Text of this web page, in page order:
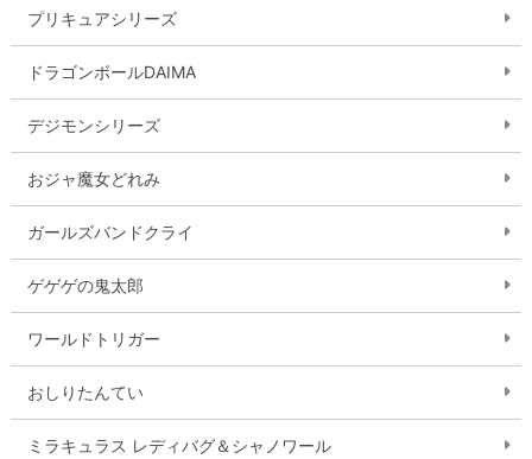
プリキュアシリーズ
ドラゴンボールDAIMA
デジモンシリーズ
おジャ魔女どれみ
ガールズバンドクライ
ゲゲゲの鬼太郎
ワールドトリガー
おしりたんてい
ミラキュラス レディバグ＆シャノワール